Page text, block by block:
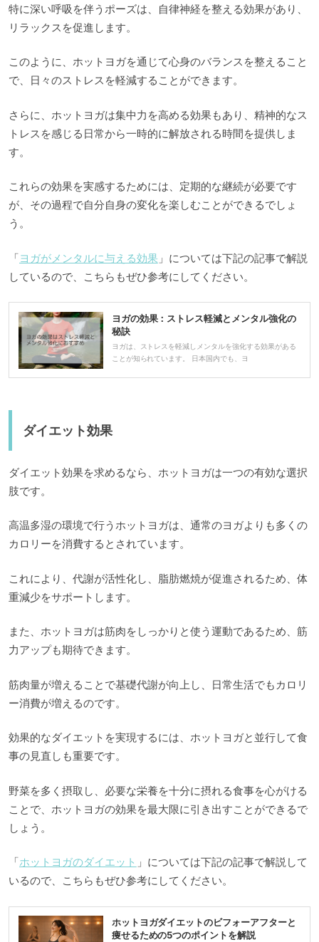
特に深い呼吸を伴うポーズは、自律神経を整える効果があり、
リラックスを促進します。
このように、ホットヨガを通じて心身のバランスを整えること
で、日々のストレスを軽減することができます。
さらに、ホットヨガは集中力を高める効果もあり、精神的なス
トレスを感じる日常から一時的に解放される時間を提供しま
す。
これらの効果を実感するためには、定期的な継続が必要です
が、その過程で自分自身の変化を楽しむことができるでしょ
う。
「ヨガがメンタルに与える効果 」については下記の記事で解説
しているので、こちらもぜひ参考にしてください。
ヨガの効果：ストレス軽減とメンタル強化の
秘訣
ヨガは、ストレスを軽減しメンタルを強化する効果がある
ことが知られています。 日本国内でも、ヨ
ダイエット効果
ダイエット効果を求めるなら、ホットヨガは一つの有効な選択
肢です。
高温多湿の環境で行うホットヨガは、通常のヨガよりも多くの
カロリーを消費するとされています。
これにより、代謝が活性化し、脂肪燃焼が促進されるため、体
重減少をサポートします。
また、ホットヨガは筋肉をしっかりと使う運動であるため、筋
力アップも期待できます。
筋肉量が増えることで基礎代謝が向上し、日常生活でもカロリ
ー消費が増えるのです。
効果的なダイエットを実現するには、ホットヨガと並行して食
事の見直しも重要です。
野菜を多く摂取し、必要な栄養を十分に摂れる食事を心がける
ことで、ホットヨガの効果を最大限に引き出すことができるで
しょう。
「ホットヨガのダイエット 」については下記の記事で解説して
いるので、こちらもぜひ参考にしてください。
ホットヨガダイエットのビフォーアフターと
痩せるための5つのポイントを解説